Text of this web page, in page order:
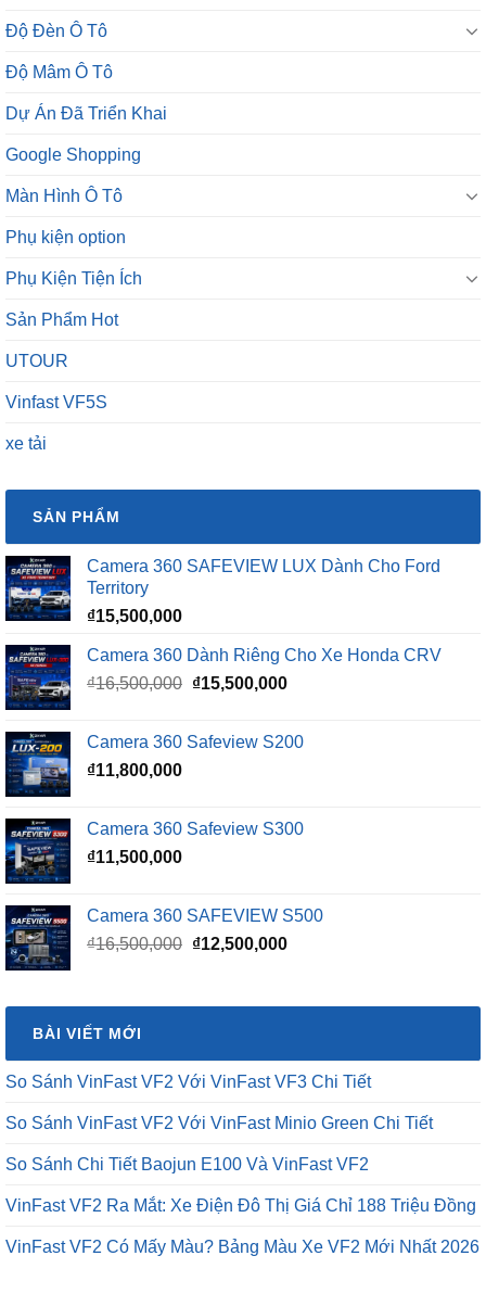
Độ Đèn Ô Tô
Độ Mâm Ô Tô
Dự Án Đã Triển Khai
Google Shopping
Màn Hình Ô Tô
Phụ kiện option
Phụ Kiện Tiện Ích
Sản Phẩm Hot
UTOUR
Vinfast VF5S
xe tải
SẢN PHẨM
Camera 360 SAFEVIEW LUX Dành Cho Ford
Territory
₫15,500,000
Camera 360 Dành Riêng Cho Xe Honda CRV
₫16,500,000 Giá
₫16,500,000.
₫15,500,000Giá
là:
Camera 360 Safeview S200
₫11,800,000
Camera 360 Safeview S300
₫11,500,000
Camera 360 SAFEVIEW S500
₫16,500,000 Giá
₫16,500,000.
₫12,500,000Giá
là:
BÀI VIẾT MỚI
So Sánh VinFast VF2 Với VinFast VF3 Chi Tiết
So Sánh VinFast VF2 Với VinFast Minio Green Chi Tiết
So Sánh Chi Tiết Baojun E100 Và VinFast VF2
VinFast VF2 Ra Mắt: Xe Điện Đô Thị Giá Chỉ 188 Triệu Đồng
VinFast VF2 Có Mấy Màu? Bảng Màu Xe VF2 Mới Nhất 2026